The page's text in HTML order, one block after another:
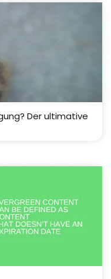
Der ultimative